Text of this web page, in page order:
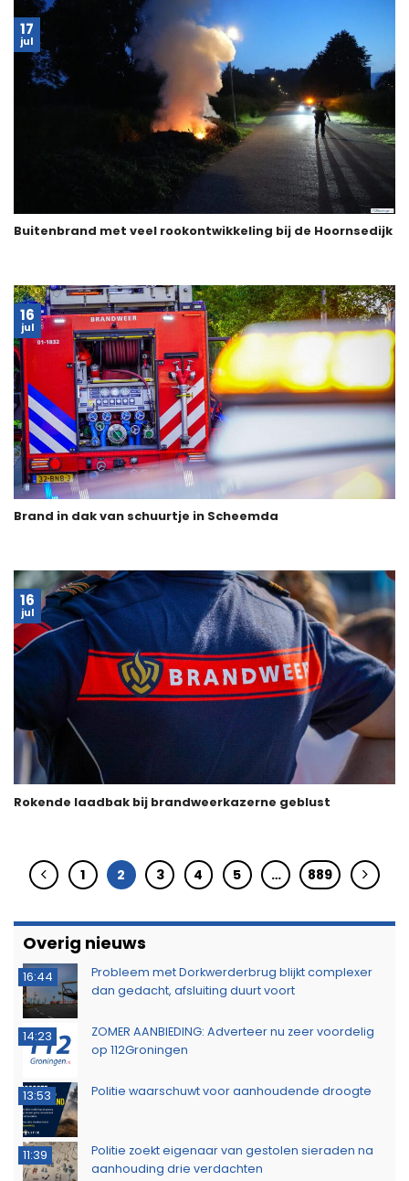
Buitenbrand met veel rookontwikkeling bij de Hoornsedijk
17
jul
Brand in dak van schuurtje in Scheemda
16
jul
Rokende laadbak bij brandweerkazerne geblust
16
jul
1 2 3 4 5 … 889
Overig nieuws
16:44
Probleem met Dorkwerderbrug blijkt complexer
dan gedacht, afsluiting duurt voort
14:23
ZOMER AANBIEDING: Adverteer nu zeer voordelig
op 112Groningen
13:53 Politie waarschuwt voor aanhoudende droogte
11:39
Politie zoekt eigenaar van gestolen sieraden na
aanhouding drie verdachten